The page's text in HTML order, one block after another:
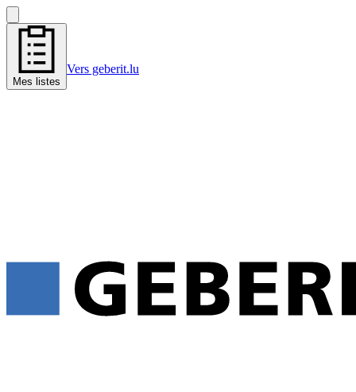
Mes listes
Vers geberit.lu